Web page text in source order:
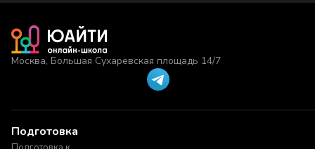
Москва, Большая Сухаревская площадь 14/7
Подготовка